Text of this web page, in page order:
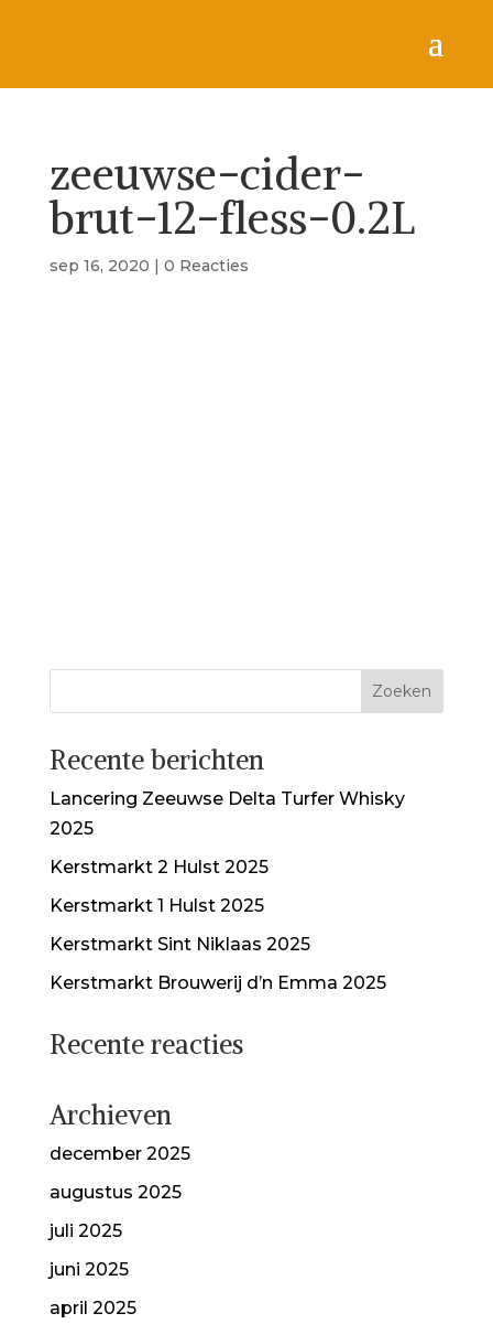
zeeuwse-cider-
brut-12-fless-0.2L
sep 16, 2020 | 0 Reacties
Recente berichten
Lancering Zeeuwse Delta Turfer Whisky
2025
Kerstmarkt 2 Hulst 2025
Kerstmarkt 1 Hulst 2025
Kerstmarkt Sint Niklaas 2025
Kerstmarkt Brouwerij d’n Emma 2025
Recente reacties
Archieven
december 2025
augustus 2025
juli 2025
juni 2025
april 2025